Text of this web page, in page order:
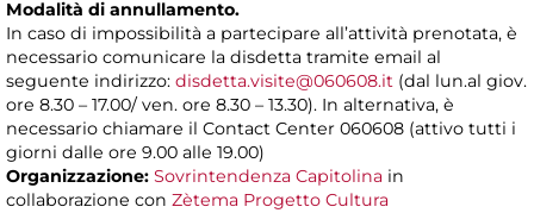
Modalità di annullamento.
In caso di impossibilità a partecipare all’attività prenotata, è
necessario comunicare la disdetta tramite email al
seguente indirizzo: disdetta.visite@060608.it (dal lun.al giov.
ore 8.30 – 17.00/ ven. ore 8.30 – 13.30). In alternativa, è
necessario chiamare il Contact Center 060608 (attivo tutti i
giorni dalle ore 9.00 alle 19.00)
Organizzazione: Sovrintendenza Capitolina in
collaborazione con Zètema Progetto Cultura